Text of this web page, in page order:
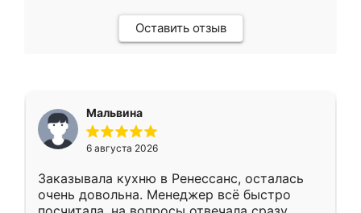
Оставить отзыв
Мальвина
6 августа 2026
Заказывала кухню в Ренессанс, осталась
очень довольна. Менеджер всё быстро